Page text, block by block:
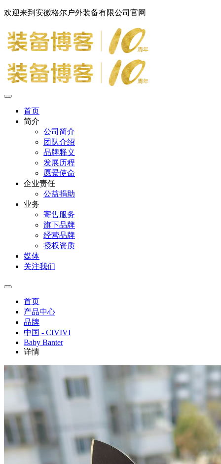
欢迎来到安徽格尔户外装备有限公司官网
首页
简介
公司简介
团队介绍
品牌释义
发展历程
愿景使命
企业责任
公益捐助
业务
寄售服务
旗下品牌
经营品牌
授权资质
媒体
关注我们
首页
产品中心
品牌
中国 - CIVIVI
Baby Banter
详情